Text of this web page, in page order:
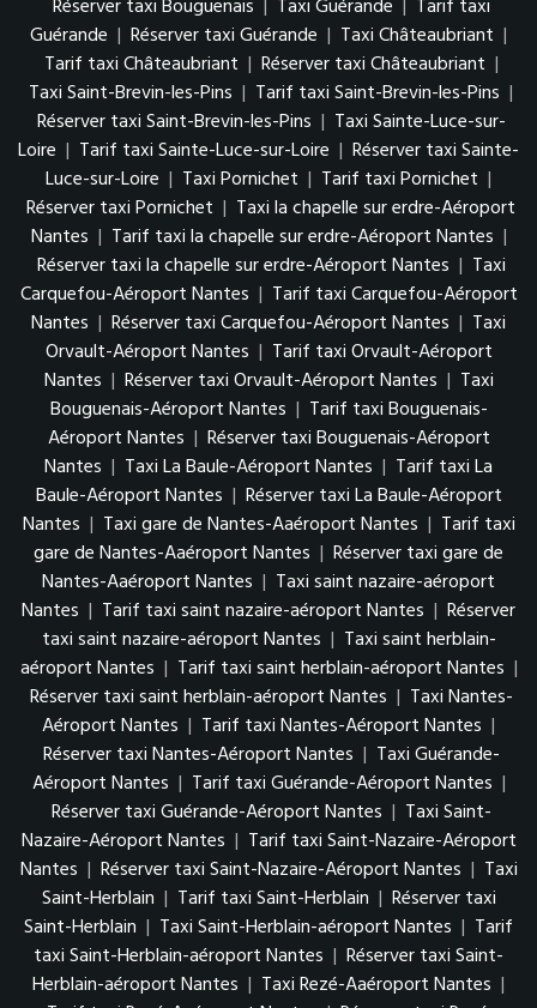
Réserver taxi Bouguenais | Taxi Guérande | Tarif taxi
Guérande | Réserver taxi Guérande | Taxi Châteaubriant |
Tarif taxi Châteaubriant | Réserver taxi Châteaubriant |
Taxi Saint-Brevin-les-Pins | Tarif taxi Saint-Brevin-les-Pins |
Réserver taxi Saint-Brevin-les-Pins | Taxi Sainte-Luce-sur-
Loire | Tarif taxi Sainte-Luce-sur-Loire | Réserver taxi Sainte-
Luce-sur-Loire | Taxi Pornichet | Tarif taxi Pornichet |
Réserver taxi Pornichet | Taxi la chapelle sur erdre-Aéroport
Nantes | Tarif taxi la chapelle sur erdre-Aéroport Nantes |
Réserver taxi la chapelle sur erdre-Aéroport Nantes | Taxi
Carquefou-Aéroport Nantes | Tarif taxi Carquefou-Aéroport
Nantes | Réserver taxi Carquefou-Aéroport Nantes | Taxi
Orvault-Aéroport Nantes | Tarif taxi Orvault-Aéroport
Nantes | Réserver taxi Orvault-Aéroport Nantes | Taxi
Bouguenais-Aéroport Nantes | Tarif taxi Bouguenais-
Aéroport Nantes | Réserver taxi Bouguenais-Aéroport
Nantes | Taxi La Baule-Aéroport Nantes | Tarif taxi La
Baule-Aéroport Nantes | Réserver taxi La Baule-Aéroport
Nantes | Taxi gare de Nantes-Aaéroport Nantes | Tarif taxi
gare de Nantes-Aaéroport Nantes | Réserver taxi gare de
Nantes-Aaéroport Nantes | Taxi saint nazaire-aéroport
Nantes | Tarif taxi saint nazaire-aéroport Nantes | Réserver
taxi saint nazaire-aéroport Nantes | Taxi saint herblain-
aéroport Nantes | Tarif taxi saint herblain-aéroport Nantes |
Réserver taxi saint herblain-aéroport Nantes | Taxi Nantes-
Aéroport Nantes | Tarif taxi Nantes-Aéroport Nantes |
Réserver taxi Nantes-Aéroport Nantes | Taxi Guérande-
Aéroport Nantes | Tarif taxi Guérande-Aéroport Nantes |
Réserver taxi Guérande-Aéroport Nantes | Taxi Saint-
Nazaire-Aéroport Nantes | Tarif taxi Saint-Nazaire-Aéroport
Nantes | Réserver taxi Saint-Nazaire-Aéroport Nantes | Taxi
Saint-Herblain | Tarif taxi Saint-Herblain | Réserver taxi
Saint-Herblain | Taxi Saint-Herblain-aéroport Nantes | Tarif
taxi Saint-Herblain-aéroport Nantes | Réserver taxi Saint-
Herblain-aéroport Nantes | Taxi Rezé-Aaéroport Nantes |